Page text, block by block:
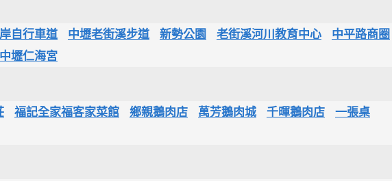
自行車道 中壢老街溪步道 新勢公園 老街溪河川教育中心
中平路商圈
中壢仁海宮
福記全家福客家菜館 鄉親鵝肉店 萬芳鵝肉城 千暉鵝肉店
一張桌